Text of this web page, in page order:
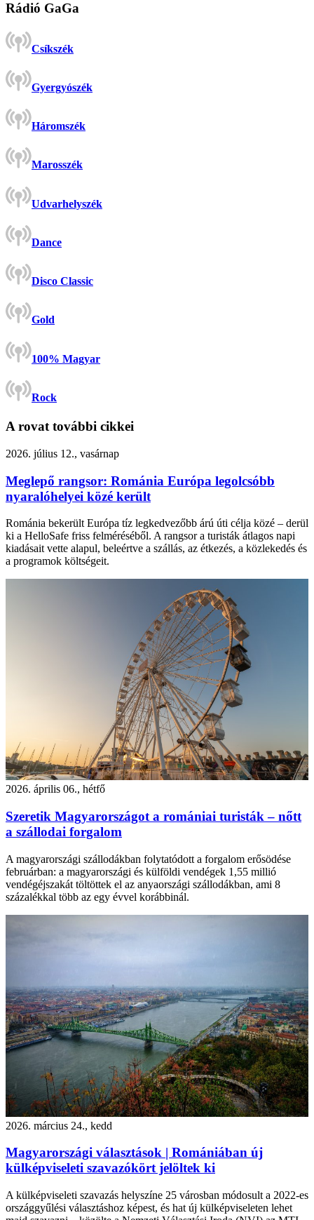
Rádió GaGa
Csíkszék
Gyergyószék
Háromszék
Marosszék
Udvarhelyszék
Dance
Disco Classic
Gold
100% Magyar
Rock
A rovat további cikkei
2026. július 12., vasárnap
Meglepő rangsor: Románia Európa legolcsóbb
nyaralóhelyei közé került
Románia bekerült Európa tíz legkedvezőbb árú úti célja közé – derül
ki a HelloSafe friss felméréséből. A rangsor a turisták átlagos napi
kiadásait vette alapul, beleértve a szállás, az étkezés, a közlekedés és
a programok költségeit.
2026. április 06., hétfő
Szeretik Magyarországot a romániai turisták – nőtt
a szállodai forgalom
A magyarországi szállodákban folytatódott a forgalom erősödése
februárban: a magyarországi és külföldi vendégek 1,55 millió
vendégéjszakát töltöttek el az anyaországi szállodákban, ami 8
százalékkal több az egy évvel korábbinál.
2026. március 24., kedd
Magyarországi választások | Romániában új
külképviseleti szavazókört jelöltek ki
A külképviseleti szavazás helyszíne 25 városban módosult a 2022-es
országgyűlési választáshoz képest, és hat új külképviseleten lehet